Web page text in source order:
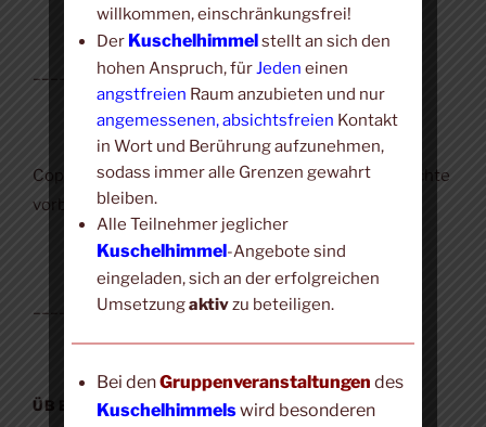
___________________
Copyright © 2018-2026Kuschel-Portal.Alle Rechte
vorbehalten.
____________________
ÜBER DIESE WEBSITE
willkommen, einschränkungsfrei!
Der Kuschelhimmelstellt an sich den
hohen Anspruch, fürJeden einen
angstfreien Raum anzubieten und nur
angemessenen, absichtsfreien Kontakt
in Wort und Berührung aufzunehmen,
sodass immer alle Grenzen gewahrt
bleiben.
Alle Teilnehmer jeglicher
Kuschelhimmel-Angebote sind
eingeladen, sich an der erfolgreichen
Umsetzungaktivzu beteiligen.
Bei denGruppenveranstaltungen des
Kuschelhimmelswird besonderen